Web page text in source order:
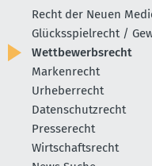
Recht der Neuen
Glücksspielrecht /
Wettbewerbsrecht
Markenrecht
Urheberrecht
Datenschutzrecht
Presserecht
Wirtschaftsrecht